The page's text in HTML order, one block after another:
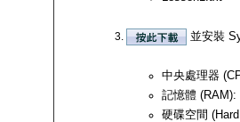
並安裝
中央處理器
記憶體
硬碟空間